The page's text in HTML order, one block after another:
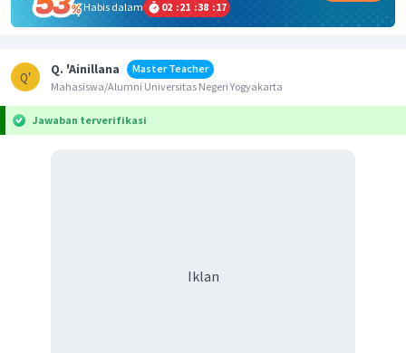
Habis dalam
02 :21 :38 :17
Q'
Q. 'Ainillana
Master Teacher
Mahasiswa/Alumni Universitas Negeri Yogyakarta
Jawaban terverifikasi
Iklan